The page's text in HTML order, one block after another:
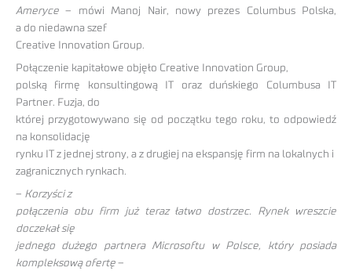
Ameryce – mówi Manoj Nair, nowy prezes Columbus Polska,
a do niedawna szef
Creative Innovation Group.
Połączenie kapitałowe objęło Creative Innovation Group,
polską firmę konsultingową IT oraz duńskiego Columbusa IT
Partner. Fuzja, do
której przygotowywano się od początku tego roku, to odpowiedź
na konsolidację
rynku IT z jednej strony, a z drugiej na ekspansję firm na lokalnych i
zagranicznych rynkach.
– Korzyści z
połączenia obu firm już teraz łatwo dostrzec. Rynek wreszcie
doczekał się
jednego dużego partnera Microsoftu w Polsce, który posiada
kompleksową ofertę –